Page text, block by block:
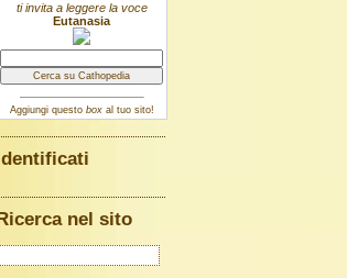
ti invita a leggere la voce
Eutanasia
Aggiungi questo boxal tuo sito!
nel sito